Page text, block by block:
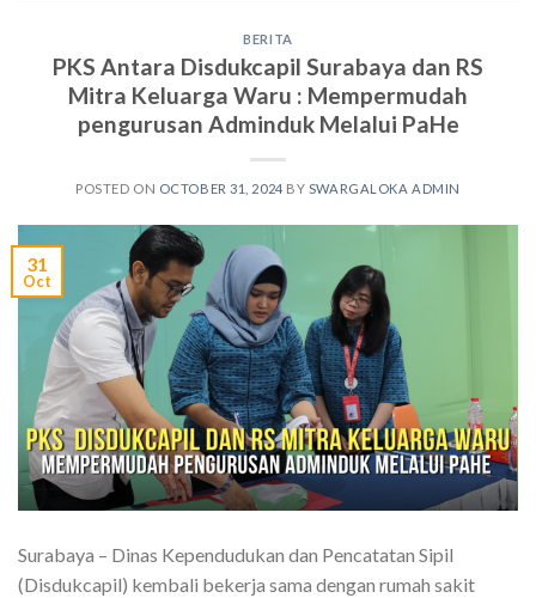
BERITA
PKS Antara Disdukcapil Surabaya dan RS
Mitra Keluarga Waru : Mempermudah
pengurusan Adminduk Melalui PaHe
POSTED ON OCTOBER 31, 2024 BY SWARGALOKA ADMIN
31
Oct
Surabaya – Dinas Kependudukan dan Pencatatan Sipil
(Disdukcapil) kembali bekerja sama dengan rumah sakit